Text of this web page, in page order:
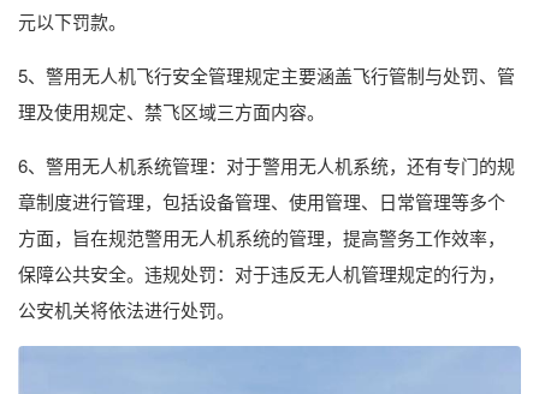
元以下罚款。
5、警用无人机飞行安全管理规定主要涵盖飞行管制与处罚、管
理及使用规定、禁飞区域三方面内容。
6、警用无人机系统管理：对于警用无人机系统，还有专门的规
章制度进行管理，包括设备管理、使用管理、日常管理等多个
方面，旨在规范警用无人机系统的管理，提高警务工作效率，
保障公共安全。违规处罚：对于违反无人机管理规定的行为，
公安机关将依法进行处罚。